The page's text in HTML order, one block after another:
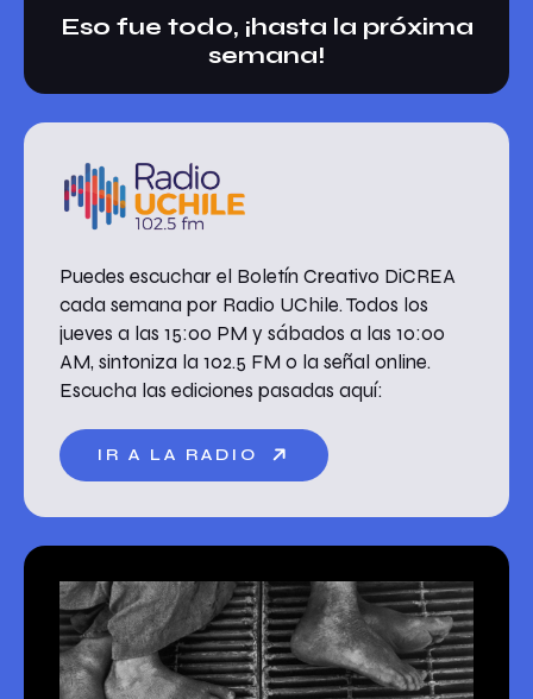
Eso fue todo, ¡hasta la próxima
semana!
Puedes escuchar el Boletín Creativo DiCREA
cada semana por Radio UChile. Todos los
jueves a las 15:00 PM y sábados a las 10:00
AM, sintoniza la 102.5 FM o la señal online.
Escucha las ediciones pasadas aquí:
IR A LA RADIO